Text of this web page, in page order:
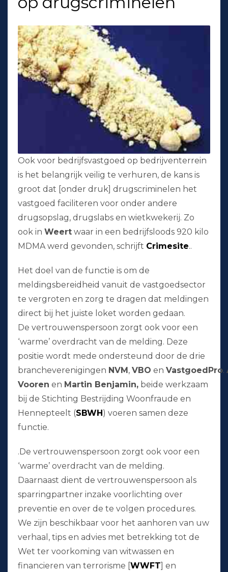
Ook voor bedrijfsvastgoed op bedrijventerrein
is het belangrijk veilig te verhuren, de kans is
groot dat [onder druk] drugscriminelen het
vastgoed faciliteren voor onder andere
drugsopslag, drugslabs en wietkwekerij. Zo
ook in Weert waar in een bedrijfsloods 920 kilo
MDMA werd gevonden, schrijft Crimesite..
Het doel van de functie is om de
meldingsbereidheid vanuit de vastgoedsector
te vergroten en zorg te dragen dat meldingen
direct bij het juiste loket worden gedaan.
De vertrouwenspersoon zorgt ook voor een
‘warme’ overdracht van de melding. Deze
positie wordt mede ondersteund door de drie
brancheverenigingen NVM, VBO en VastgoedPro.
Vooren en Martin Benjamin, beide werkzaam
bij de Stichting Bestrijding Woonfraude en
Hennepteelt (SBWH) voeren samen deze
functie.
.De vertrouwenspersoon zorgt ook voor een
‘warme’ overdracht van de melding.
Daarnaast dient de vertrouwenspersoon als
sparringpartner inzake voorlichting over
preventie en over de te volgen procedures.
We zijn beschikbaar voor het aanhoren van uw
verhaal, tips en advies met betrekking tot de
Wet ter voorkoming van witwassen en
financieren van terrorisme [WWFT] en